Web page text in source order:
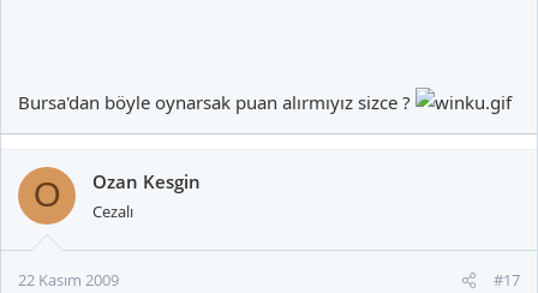
Bursa'dan böyle oynarsak puan alırmıyız sizce ?
O Ozan Kesgin
Cezalı
22 Kasım 2009 #17